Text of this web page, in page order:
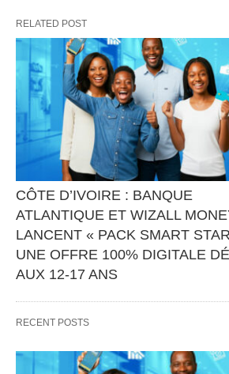
RELATED POST
CÔTE D’IVOIRE : BANQUE
ATLANTIQUE ET WIZALL
LANCENT « PACK SMART
UNE OFFRE 100% DIGITALE
AUX 12-17 ANS
d’inclusion financière avec…
RECENT POSTS